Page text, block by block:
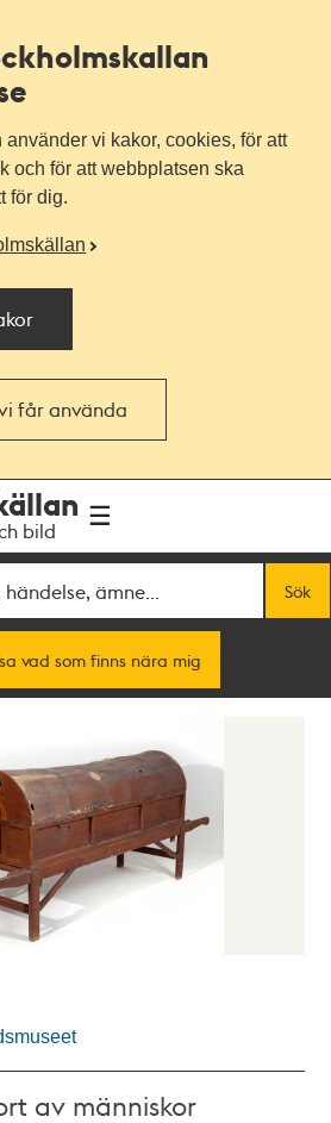
vi kakor, cookies, för att
och för att webbplatsen ska
för dig.
får använda
bild
Sök
vad som finns nära mig
av människor